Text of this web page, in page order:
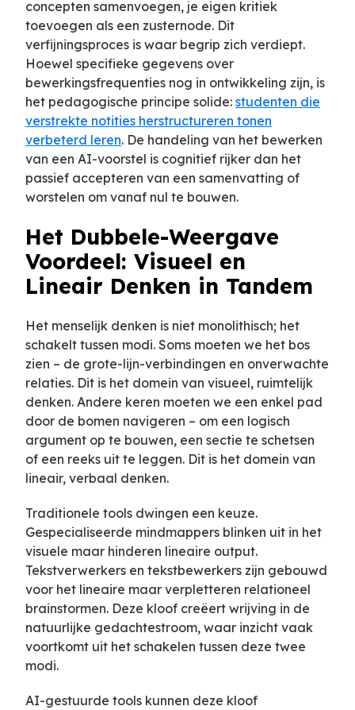
concepten samenvoegen, je eigen kritiek
toevoegen als een zusternode. Dit
verfijningsproces is waar begrip zich verdiept.
Hoewel specifieke gegevens over
bewerkingsfrequenties nog in ontwikkeling zijn, is
het pedagogische principe solide: studenten die
verstrekte notities herstructureren tonen
verbeterd leren. De handeling van het bewerken
van een AI-voorstel is cognitief rijker dan het
passief accepteren van een samenvatting of
worstelen om vanaf nul te bouwen.
Het Dubbele-Weergave
Voordeel: Visueel en
Lineair Denken in Tandem
Het menselijk denken is niet monolithisch; het
schakelt tussen modi. Soms moeten we het bos
zien – de grote-lijn-verbindingen en onverwachte
relaties. Dit is het domein van visueel, ruimtelijk
denken. Andere keren moeten we een enkel pad
door de bomen navigeren – om een logisch
argument op te bouwen, een sectie te schetsen
of een reeks uit te leggen. Dit is het domein van
lineair, verbaal denken.
Traditionele tools dwingen een keuze.
Gespecialiseerde mindmappers blinken uit in het
visuele maar hinderen lineaire output.
Tekstverwerkers en tekstbewerkers zijn gebouwd
voor het lineaire maar verpletteren relationeel
brainstormen. Deze kloof creëert wrijving in de
natuurlijke gedachtestroom, waar inzicht vaak
voortkomt uit het schakelen tussen deze twee
modi.
AI-gestuurde tools kunnen deze kloof